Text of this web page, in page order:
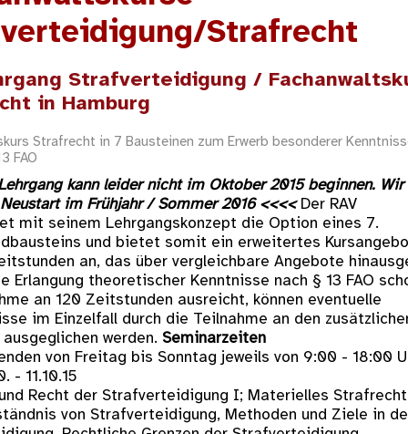
Strafrecht
Strafverteidigung /
in Hamburg
Strafrecht in 7 Bausteinen zum Erwerb besonderer
FAO
kann leider nicht im Oktober 2015 beginnen. Wir
im Frühjahr / Sommer 2016 <<<<Der RAV
mit seinem Lehrgangskonzept die Option eines 7.
und bietet somit ein erweitertes
an, das über vergleichbare Angebote
Erlangung theoretischer Kenntnisse nach § 13 FAO
an 120 Zeitstunden ausreicht, können eventuelle
im Einzelfall durch die Teilnahme an den
werden. Seminarzeiten
von Freitag bis Sonntag jeweils von 9:00 - 18:00
- 11.10.15
Recht der Strafverteidigung I; Materielles
von Strafverteidigung, Methoden und Ziele in